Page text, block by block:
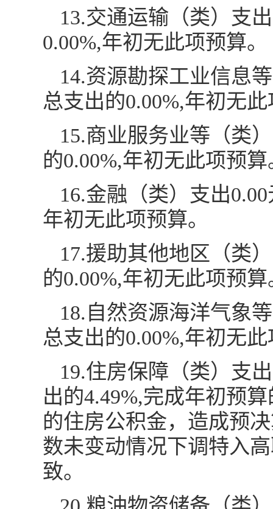
13.交通运输（类）支
0.00%,年初无此项预算。
14.资源勘探工业信息
总支出的0.00%,年初无
15.商业服务业等（类
的0.00%,年初无此项预算
16.金融（类）支出
年初无此项预算。
17.援助其他地区（类
的0.00%,年初无此项预算
18.自然资源海洋气象
总支出的0.00%,年初无
19.住房保障（类）支
出的4.49%,完成年初预
的住房公积金，造成预
数未变动情况下调特入
致。